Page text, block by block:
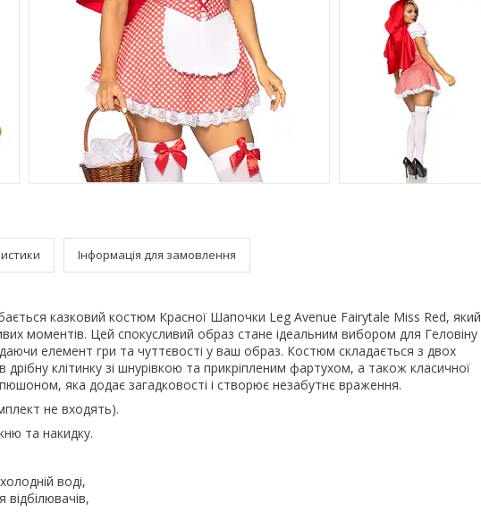
Інформація для замовлення
казковий костюм Красної Шапочки Leg Avenue Fairytale Miss Red, який
моментів. Цей спокусливий образ стане ідеальним вибором для Геловіну
елемент гри та чуттєвості у ваш образ. Костюм складається з двох
в дрібну клітинку зі шнурівкою та прикріпленим фартухом, а також класичної
яка додає загадковості і створює незабутнє враження.
не входять).
та накидку.
воді,